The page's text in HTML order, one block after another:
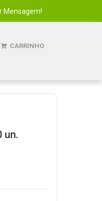
Mensagem!
CARRINHO
un.